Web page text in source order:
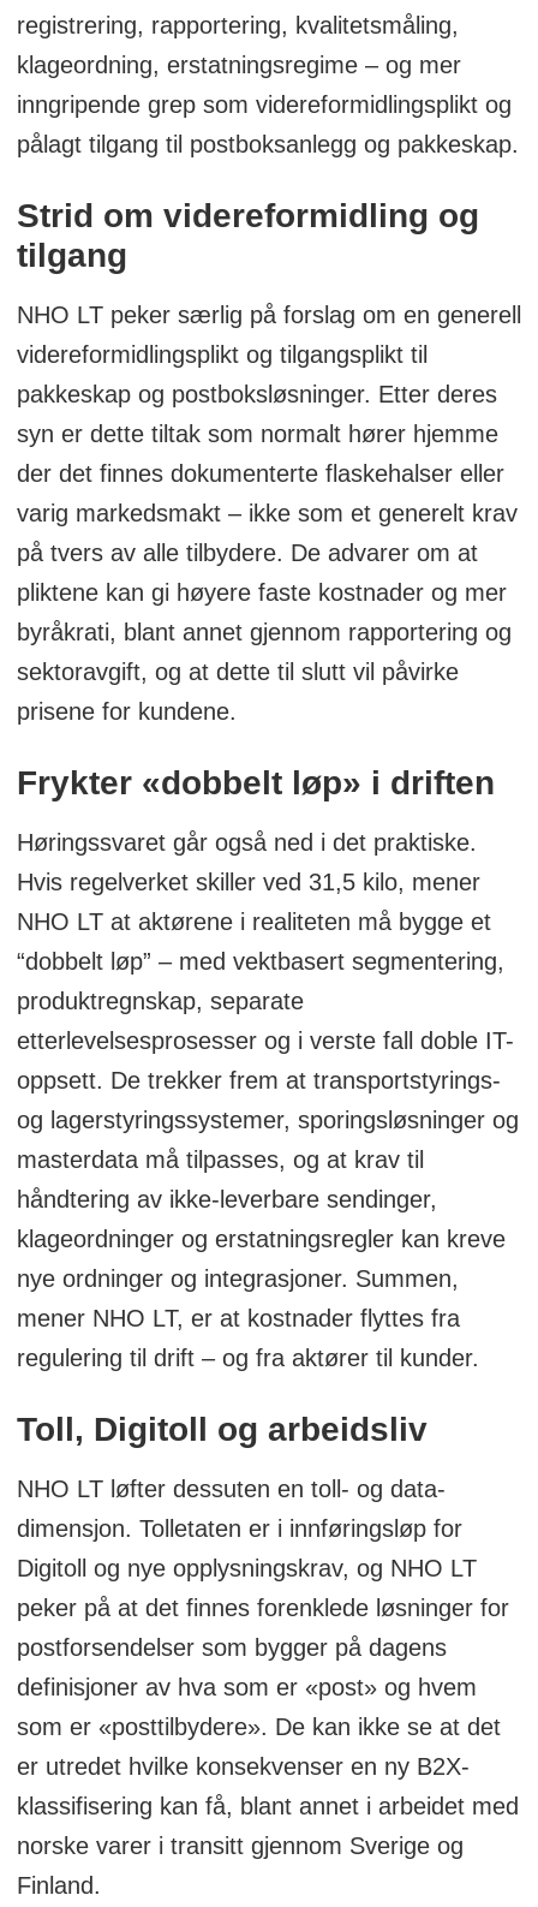
registrering, rapportering, kvalitetsmåling,
klageordning, erstatningsregime – og mer
inngripende grep som videreformidlingsplikt og
pålagt tilgang til postboksanlegg og pakkeskap.
Strid om videreformidling og
tilgang
NHO LT peker særlig på forslag om en generell
videreformidlingsplikt og tilgangsplikt til
pakkeskap og postboksløsninger. Etter deres
syn er dette tiltak som normalt hører hjemme
der det finnes dokumenterte flaskehalser eller
varig markedsmakt – ikke som et generelt krav
på tvers av alle tilbydere. De advarer om at
pliktene kan gi høyere faste kostnader og mer
byråkrati, blant annet gjennom rapportering og
sektoravgift, og at dette til slutt vil påvirke
prisene for kundene.
Frykter «dobbelt løp» i driften
Høringssvaret går også ned i det praktiske.
Hvis regelverket skiller ved 31,5 kilo, mener
NHO LT at aktørene i realiteten må bygge et
“dobbelt løp” – med vektbasert segmentering,
produktregnskap, separate
etterlevelsesprosesser og i verste fall doble IT-
oppsett. De trekker frem at transportstyrings-
og lagerstyringssystemer, sporingsløsninger og
masterdata må tilpasses, og at krav til
håndtering av ikke-leverbare sendinger,
klageordninger og erstatningsregler kan kreve
nye ordninger og integrasjoner. Summen,
mener NHO LT, er at kostnader flyttes fra
regulering til drift – og fra aktører til kunder.
Toll, Digitoll og arbeidsliv
NHO LT løfter dessuten en toll- og data-
dimensjon. Tolletaten er i innføringsløp for
Digitoll og nye opplysningskrav, og NHO LT
peker på at det finnes forenklede løsninger for
postforsendelser som bygger på dagens
definisjoner av hva som er «post» og hvem
som er «posttilbydere». De kan ikke se at det
er utredet hvilke konsekvenser en ny B2X-
klassifisering kan få, blant annet i arbeidet med
norske varer i transitt gjennom Sverige og
Finland.